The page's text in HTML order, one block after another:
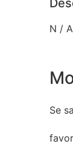
N / A
Se